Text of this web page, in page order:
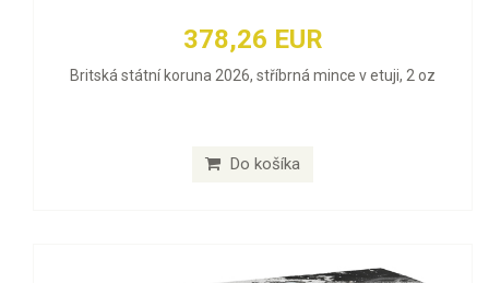
378,26 EUR
Britská státní koruna 2026, stříbrná mince v etuji, 2 oz
Do košíka